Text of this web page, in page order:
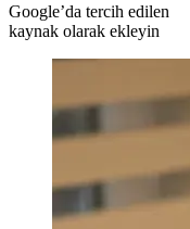
Google’da tercih edilen
kaynak olarak ekleyin